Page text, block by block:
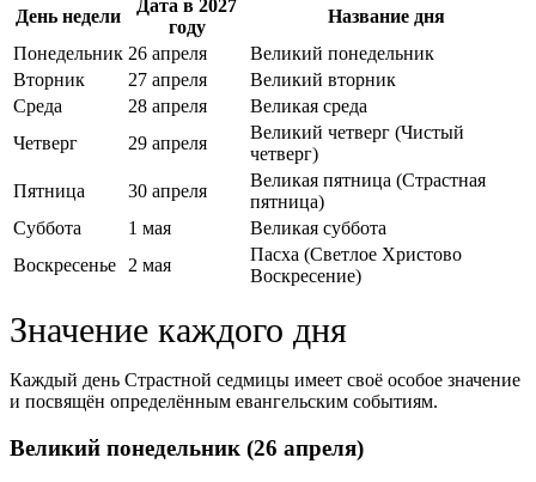
День недели
Дата в 2027
году
Название дня
Понедельник 26 апреля
Великий понедельник
Вторник
27 апреля
Великий вторник
Среда
28 апреля
Великая среда
Четверг
29 апреля
Великий четверг (Чистый
четверг)
Пятница
30 апреля
Великая пятница (Страстная
пятница)
Суббота
1 мая
Великая суббота
Воскресенье 2 мая
Пасха (Светлое Христово
Воскресение)
Значение каждого дня
Каждый день Страстной седмицы имеет своё особое значение
и посвящён определённым евангельским событиям.
Великий понедельник (26 апреля)